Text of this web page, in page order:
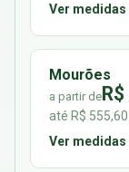
Ver
Mourões
a partir de
até R$ 555,60
Ver